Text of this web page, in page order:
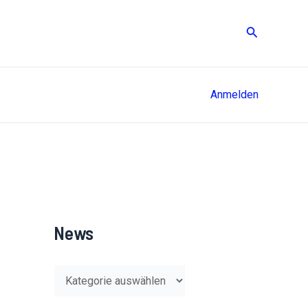
Suche
Anmelden
News